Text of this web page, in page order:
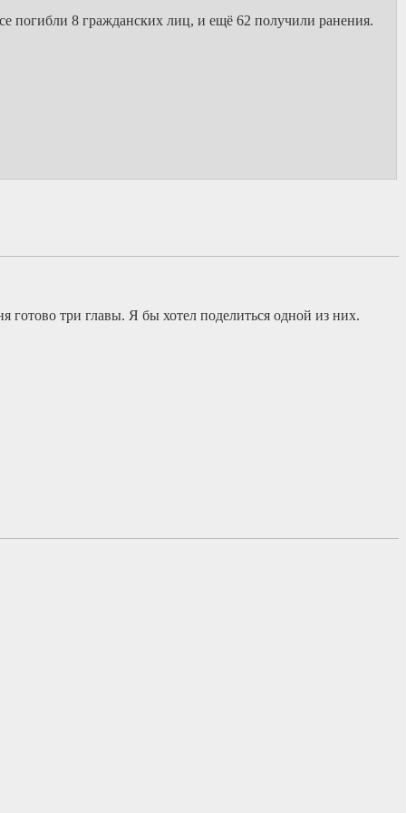
8 гражданских лиц, и ещё 62 получили ранения.
три главы. Я бы хотел поделиться одной из них.